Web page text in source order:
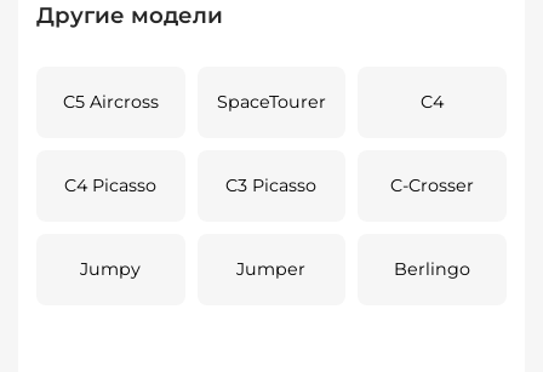
Другие модели
C5 Aircross SpaceTourer C4
C4 Picasso C3 Picasso C-Crosser
Jumpy Jumper Berlingo